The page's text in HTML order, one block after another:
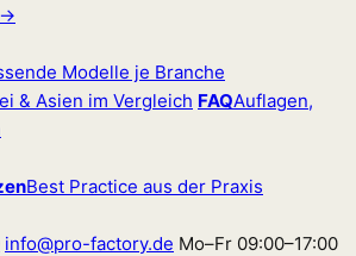
Modelle je Branche
& Asien im Vergleich FAQAuflagen,
Best Practice aus der Praxis
info@pro-factory.de Mo–Fr 09:00–17:00